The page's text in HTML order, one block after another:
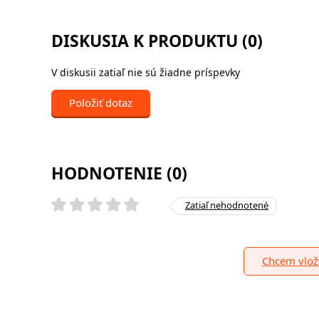
DISKUSIA K PRODUKTU (0)
V diskusii zatiaľ nie sú žiadne príspevky
Položiť dotaz
HODNOTENIE (0)
Zatiaľ nehodnotené
Chcem